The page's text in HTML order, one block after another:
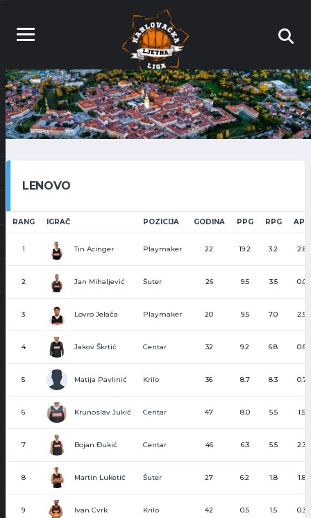
LENOVO
RANG IGRAČ POZICIJA GODINA PPG RPG APG
1 Tin Acinger Playmaker 22 19.2 3.2 2.8
2 Jan Mihaljević Šuter 26 9.5 3.5 0.0
3 Lovro Jelača Playmaker 20 9.5 7.0 2.5
4 Jakov Škrtić Centar 32 9.2 6.8 0.6
5 Matija Pavlinić Krilo 36 8.7 8.3 0.7
6 Krunoslav Jukić Centar 47 8.0 5.5 1.5
7 Bojan Đukić Centar 46 6.3 5.5 2.3
8 Martin Luketić Šuter 27 6.2 1.8 1.8
9 Ivan Cvrk Krilo 42 0.5 1.5 0.3